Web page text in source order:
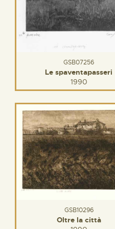
GSB07256
Le spaventapasseri
1990
GSB10296
Oltre la città